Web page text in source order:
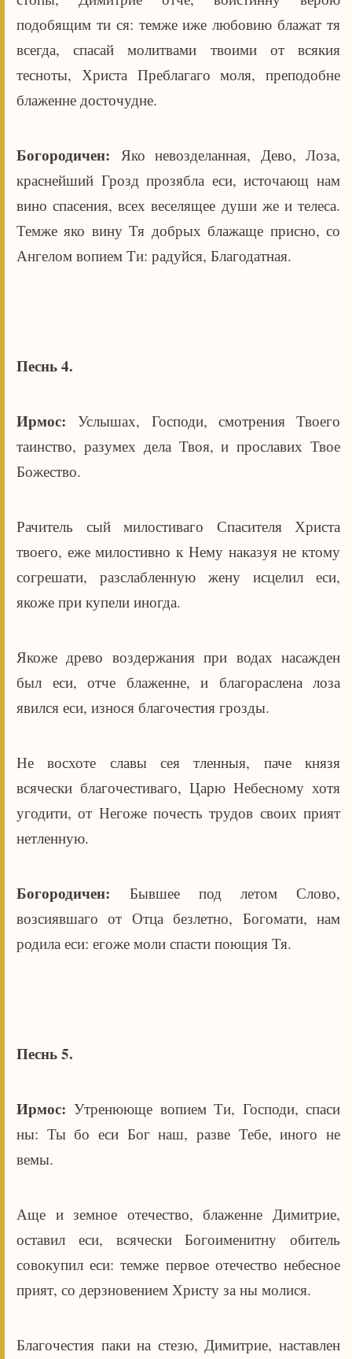
подобящим ти ся: темже иже любовию блажат тя
всегда, спасай молитвами твоими от всякия
тесноты, Христа Преблагаго моля, преподобне
блаженне досточудне.
Богородичен: Яко невозделанная, Дево, Лоза,
краснейший Грозд прозябла еси, источающ нам
вино спасения, всех веселящее души же и телеса.
Темже яко вину Тя добрых блажаще присно, со
Ангелом вопием Ти: радуйся, Благодатная.
Песнь 4.
Ирмос:Услышах, Господи, смотрения Твоего
таинство, разумех дела Твоя, и прославих Твое
Божество.
Рачитель сый милостиваго Спасителя Христа
твоего, еже милостивно к Нему наказуя не ктому
согрешати, разслабленную жену исцелил еси,
якоже при купели иногда.
Якоже древо воздержания при водах насажден
был еси, отче блаженне, и благораслена лоза
явился еси, износя благочестия грозды.
Не восхоте славы сея тленныя, паче князя
всячески благочестиваго, Царю Небесному хотя
угодити, от Негоже почесть трудов своих прият
нетленную.
Богородичен: Бывшее под летом Слово,
возсиявшаго от Отца безлетно, Богомати, нам
родила еси: егоже моли спасти поющия Тя.
Песнь 5.
Ирмос:Утренююще вопием Ти, Господи, спаси
ны: Ты бо еси Бог наш, разве Тебе, иного не
вемы.
Аще и земное отечество, блаженне Димитрие,
оставил еси, всячески Богоименитну обитель
совокупил еси: темже первое отечество небесное
прият, со дерзновением Христу за ны молися.
Благочестия паки на стезю, Димитрие, наставлен